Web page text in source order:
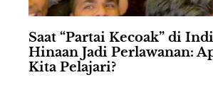
Saat “Partai Kecoak” di
Hinaan Jadi Perlawanan:
Kita Pelajari?